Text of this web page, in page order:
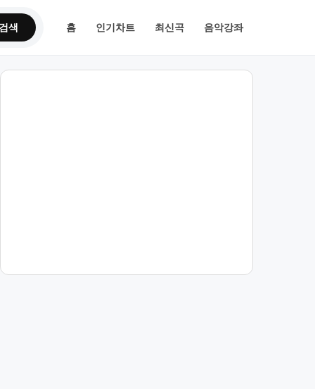
검색 홈 인기차트 최신곡 음악강좌